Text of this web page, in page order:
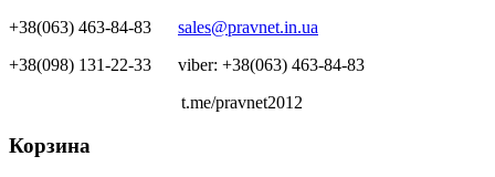
+38(063) 463-84-83 sales@pravnet.in.ua
+38(098) 131-22-33 viber: +38(063) 463-84-83
t.me/pravnet2012
Корзина